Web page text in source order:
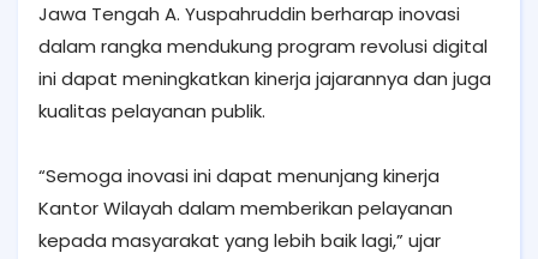
Jawa Tengah A. Yuspahruddin berharap inovasi
dalam rangka mendukung program revolusi digital
ini dapat meningkatkan kinerja jajarannya dan juga
kualitas pelayanan publik.
“Semoga inovasi ini dapat menunjang kinerja
Kantor Wilayah dalam memberikan pelayanan
kepada masyarakat yang lebih baik lagi,” ujar